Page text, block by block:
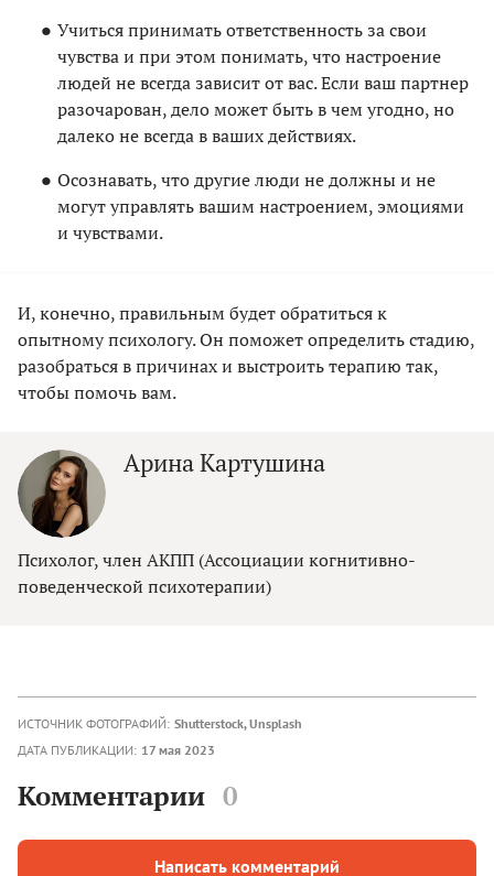
Учиться принимать ответственность за свои
чувства и при этом понимать, что настроение
людей не всегда зависит от вас. Если ваш партнер
разочарован, дело может быть в чем угодно, но
далеко не всегда в ваших действиях.
Осознавать, что другие люди не должны и не
могут управлять вашим настроением, эмоциями
и чувствами.
И, конечно, правильным будет обратиться к
опытному психологу. Он поможет определить стадию,
разобраться в причинах и выстроить терапию так,
чтобы помочь вам.
Арина Картушина
Психолог, член АКПП (Ассоциации когнитивно-
поведенческой психотерапии)
ИСТОЧНИК ФОТОГРАФИЙ: Shutterstock, Unsplash
ДАТА ПУБЛИКАЦИИ: 17 мая 2023
Комментарии 0
Написать комментарий